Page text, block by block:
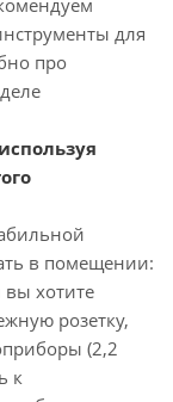
для
про
в помещении:
хотите
розетку,
(2,2
к